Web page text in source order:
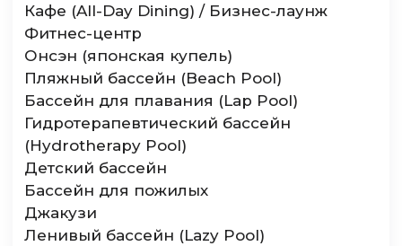
Кафе (All-Day Dining) / Бизнес-лаунж
Фитнес-центр
Онсэн (японская купель)
Пляжный бассейн (Beach Pool)
Бассейн для плавания (Lap Pool)
Гидротерапевтический бассейн
(Hydrotherapy Pool)
Детский бассейн
Бассейн для пожилых
Джакузи
Ленивый бассейн (Lazy Pool)